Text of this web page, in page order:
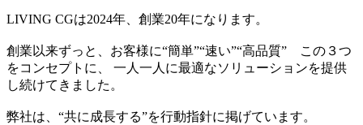
LIVING CGは2024年、創業20年になります。
創業以来ずっと、お客様に“簡単”“速い”“高品質” この３つ
をコンセプトに、 一人一人に最適なソリューションを提供
し続けてきました。
弊社は、“共に成長する”を行動指針に掲げています。